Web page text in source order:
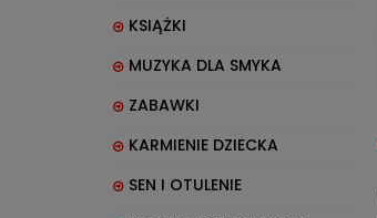
KSIĄŻKI
MUZYKA DLA SMYKA
ZABAWKI
KARMIENIE DZIECKA
SEN I OTULENIE